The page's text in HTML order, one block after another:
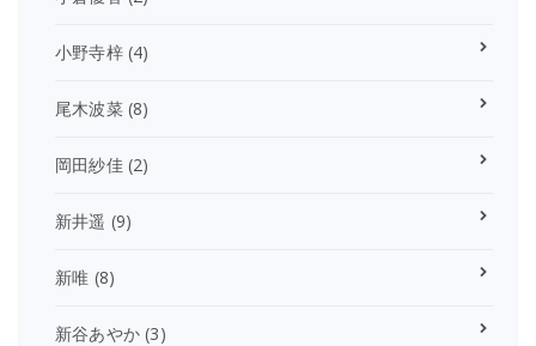
小野寺梓(4)
尾木波菜(8)
岡田紗佳(2)
新井遥 (9)
新唯 (8)
新谷あやか (3)